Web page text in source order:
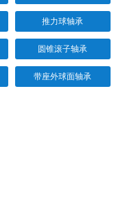
推力球轴承
圆锥滚子轴承
带座外球面轴承